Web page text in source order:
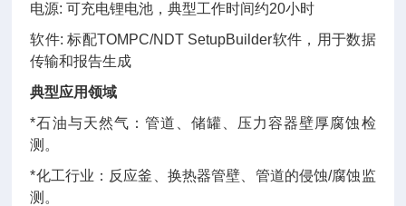
电源: 可充电锂电池，典型工作时间约20小时
软件: 标配TOMPC/NDT SetupBuilder软件，用于数据
传输和报告生成
典型应用领域
*石油与天然气：管道、储罐、压力容器壁厚腐蚀检
测。
*化工行业：反应釜、换热器管壁、管道的侵蚀/腐蚀监
测。